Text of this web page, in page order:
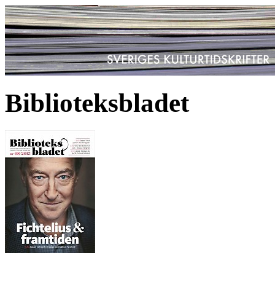
Biblioteksbladet